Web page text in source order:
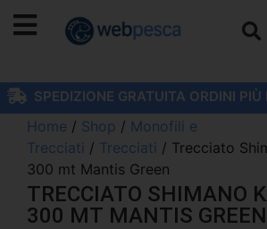
SPEDIZIONE GRATUITA ORDINI
Home / Shop / Monofili e
Trecciati / Trecciati / Trecciato
300 mt Mantis Green
TRECCIATO SHIMANO
300 MT MANTIS GREEN